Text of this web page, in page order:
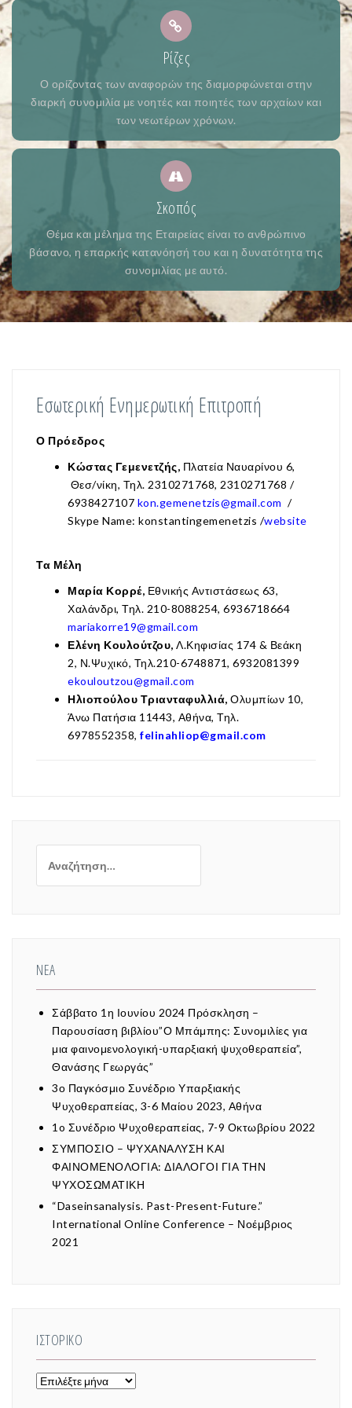
Ρίζες
Ο ορίζοντας των αναφορών της διαμορφώνεται στην
διαρκή συνομιλία με νοητές και ποιητές των αρχαίων και
των νεωτέρων χρόνων.
Σκοπός
Θέμα και μέλημα της Εταιρείας είναι το ανθρώπινο
βάσανο, η επαρκής κατανόησή του και η δυνατότητα της
συνομιλίας με αυτό.
Εσωτερική Ενημερωτική Επιτροπή
Ο Πρόεδρος
Κώστας Γεμενετζής, Πλατεία Ναυαρίνου 6,
Θεσ/νίκη, Τηλ. 2310271768, 2310271768 /
6938427107 kon.gemenetzis@gmail.com /
Skype Name: konstantingemenetzis /website
Τα Μέλη
Μαρία Κορρέ, Εθνικής Αντιστάσεως 63,
Χαλάνδρι, Τηλ. 210-8088254, 6936718664
mariakorre19@gmail.com
Ελένη Κουλούτζου, Λ.Κηφισίας 174 & Βεάκη
2, Ν.Ψυχικό, Τηλ.210-6748871, 6932081399
ekouloutzou@gmail.com
Ηλιοπούλου Τριανταφυλλιά, Ολυμπίων 10,
Άνω Πατήσια 11443, Αθήνα, Τηλ.
6978552358, felinahliop@gmail.com
για:
ΝΈΑ
Σάββατο 1η Ιουνίου 2024 Πρόσκληση –
Παρουσίαση βιβλίου”Ο Μπάμπης: Συνομιλίες για
μια φαινομενολογική-υπαρξιακή ψυχοθεραπεία”,
Θανάσης Γεωργάς”
3ο Παγκόσμιο Συνέδριο Υπαρξιακής
Ψυχοθεραπείας, 3-6 Μαίου 2023, Αθήνα
1o Συνέδριο Ψυχοθεραπείας, 7-9 Οκτωβρίου 2022
ΣΥΜΠΟΣΙΟ – ΨΥΧΑΝΑΛΥΣΗ ΚΑΙ
ΦΑΙΝΟΜΕΝΟΛΟΓΙΑ: ΔΙΑΛΟΓΟΙ ΓΙΑ ΤΗΝ
ΨΥΧΟΣΩΜΑΤΙΚΗ
“Daseinsanalysis. Past-Present-Future.”
International Online Conference – Νοέμβριος
2021
ΙΣΤΟΡΙΚΌ
Ιστορικό